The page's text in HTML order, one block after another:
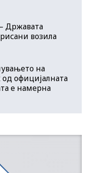
Државата
возила
на
од официјалната
е намерна